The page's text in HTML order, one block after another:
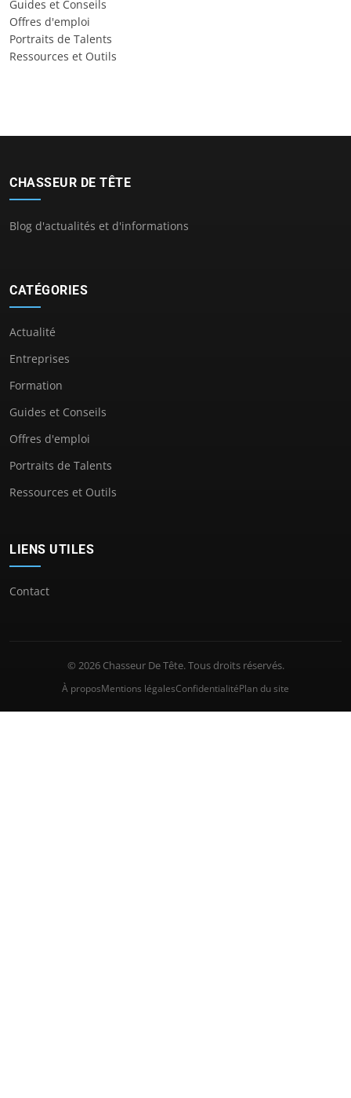
Guides et Conseils
Offres d'emploi
Portraits de Talents
Ressources et Outils
CHASSEUR DE TÊTE
Blog d'actualités et d'informations
CATÉGORIES
Actualité
Entreprises
Formation
Guides et Conseils
Offres d'emploi
Portraits de Talents
Ressources et Outils
LIENS UTILES
Contact
© 2026 Chasseur De Tête. Tous droits réservés.
À proposMentions légalesConfidentialitéPlan du site